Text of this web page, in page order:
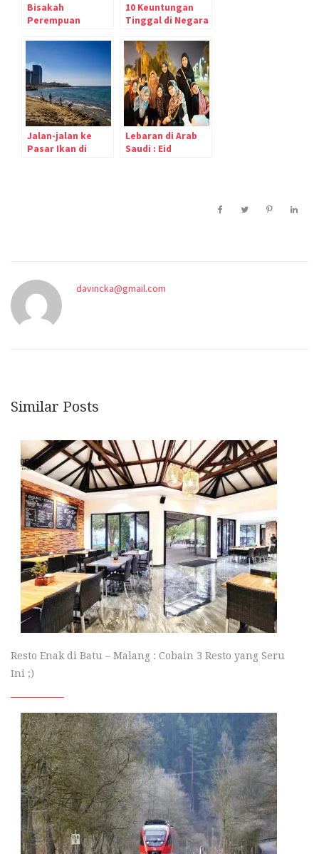
Bisakah
Perempuan
10 Keuntungan
Tinggal di Negara
Jalan-jalan ke
Pasar Ikan di
Lebaran di Arab
Saudi : Eid
davincka@gmail.com
Similar Posts
Resto Enak di Batu – Malang : Cobain 3 Resto yang Seru
Ini ;)